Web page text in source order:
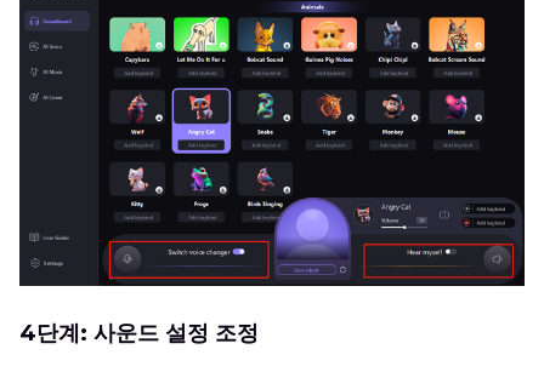
4단계: 사운드 설정 조정